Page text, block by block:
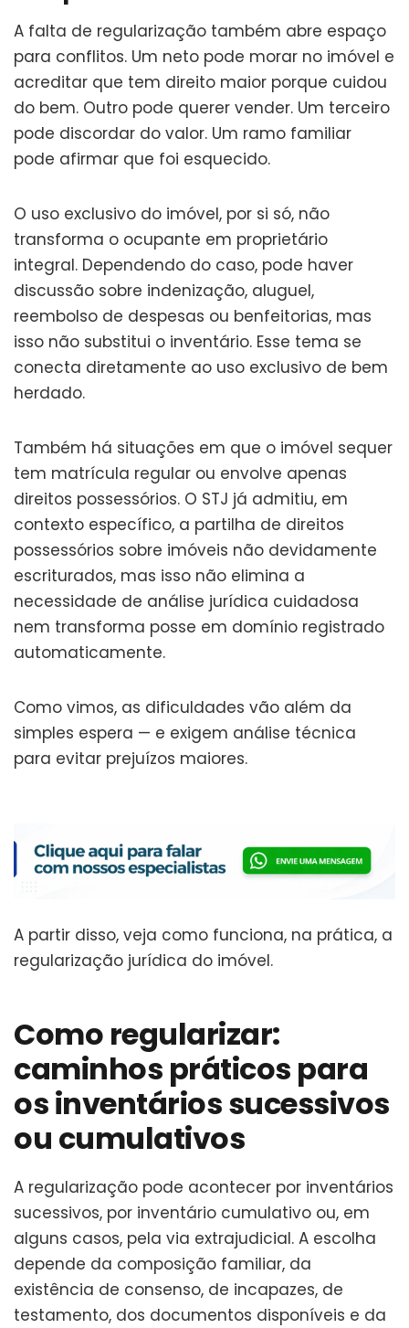
A falta de regularização também abre espaço
para conflitos. Um neto pode morar no imóvel e
acreditar que tem direito maior porque cuidou
do bem. Outro pode querer vender. Um terceiro
pode discordar do valor. Um ramo familiar
pode afirmar que foi esquecido.
O uso exclusivo do imóvel, por si só, não
transforma o ocupante em proprietário
integral. Dependendo do caso, pode haver
discussão sobre indenização, aluguel,
reembolso de despesas ou benfeitorias, mas
isso não substitui o inventário. Esse tema se
conecta diretamente ao uso exclusivo de bem
herdado.
Também há situações em que o imóvel sequer
tem matrícula regular ou envolve apenas
direitos possessórios. O STJ já admitiu, em
contexto específico, a partilha de direitos
possessórios sobre imóveis não devidamente
escriturados, mas isso não elimina a
necessidade de análise jurídica cuidadosa
nem transforma posse em domínio registrado
automaticamente.
Como vimos, as dificuldades vão além da
simples espera — e exigem análise técnica
para evitar prejuízos maiores.
A partir disso, veja como funciona, na prática, a
regularização jurídica do imóvel.
Como regularizar:
caminhos práticos para
os inventários sucessivos
ou cumulativos
A regularização pode acontecer por inventários
sucessivos, por inventário cumulativo ou, em
alguns casos, pela via extrajudicial. A escolha
depende da composição familiar, da
existência de consenso, de incapazes, de
testamento, dos documentos disponíveis e da